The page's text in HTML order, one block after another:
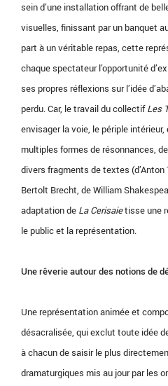
sein d’une installation offrant de
visuelles, finissant par un banquet
part à un véritable repas, cette
chaque spectateur l’opportunité
ses propres réflexions sur l’idée
perdu. Car, le travail du collectifLes
envisager la voie, le périple
multiples formes de résonnances,
divers fragments de textes
Bertolt Brecht, de William
adaptation de La Cerisaietisse une
le public et la représentation.
Une rêverie autour des notions de
Une représentation animée et
désacralisée, qui exclut toute idée
à chacun de saisir le plus
dramaturgiques mis au jour par les